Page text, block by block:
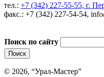
тел.: +7 (342) 227-55-55, г.
факс.: +7 (342) 227-54-54,
Поиск по сайту
© 2026, “Урал-Мастер”